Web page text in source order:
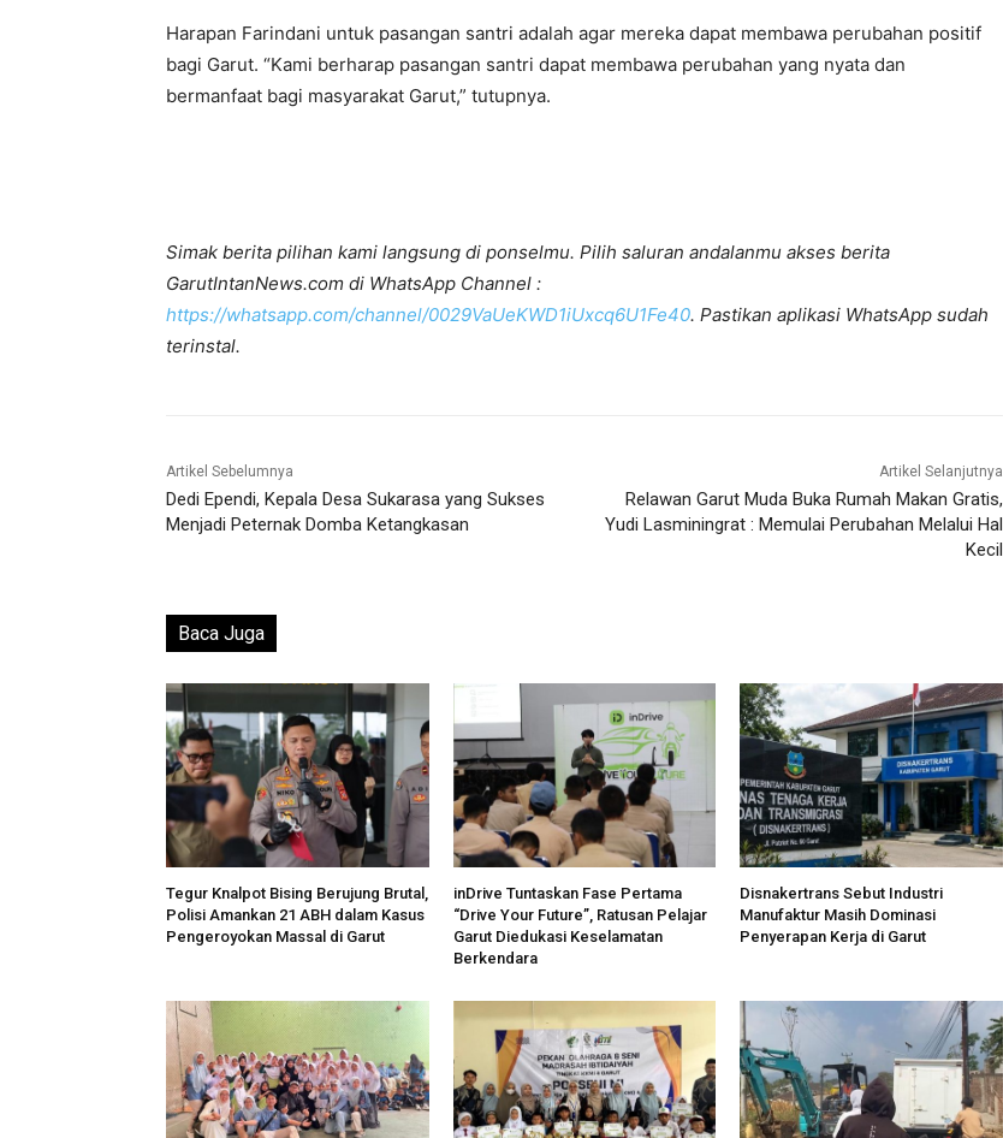
Harapan Farindani untuk pasangan santri adalah agar mereka dapat membawa perubahan positif
bagi Garut. “Kami berharap pasangan santri dapat membawa perubahan yang nyata dan
bermanfaat bagi masyarakat Garut,” tutupnya.
Simak berita pilihan kami langsung di ponselmu. Pilih saluran andalanmu akses berita
GarutIntanNews.com di WhatsApp Channel :
https://whatsapp.com/channel/0029VaUeKWD1iUxcq6U1Fe40. Pastikan aplikasi WhatsApp sudah
terinstal.
Artikel Sebelumnya
Dedi Ependi, Kepala Desa Sukarasa yang Sukses
Menjadi Peternak Domba Ketangkasan
Artikel Selanjutnya
Relawan Garut Muda Buka Rumah Makan Gratis,
Yudi Lasminingrat : Memulai Perubahan Melalui Hal
Kecil
Baca Juga
Tegur Knalpot Bising Berujung Brutal,
Polisi Amankan 21 ABH dalam Kasus
Pengeroyokan Massal di Garut
inDrive Tuntaskan Fase Pertama
“Drive Your Future”, Ratusan Pelajar
Garut Diedukasi Keselamatan
Berkendara
Disnakertrans Sebut Industri
Manufaktur Masih Dominasi
Penyerapan Kerja di Garut